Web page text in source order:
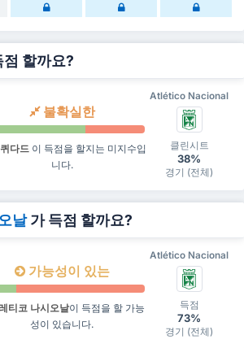
점 할까요?
Atlético Nacional
불확실한
다드 이 득점을 할지는 미지수입
니다.
클린시트
38%
경기 (전체)
날가 득점 할까요?
Atlético Nacional
가능성이 있는
티코 나시오날이 득점을 할 가능
성이 있습니다.
득점
73%
경기 (전체)